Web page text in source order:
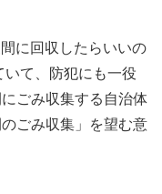
に回収したらいいの
て、防犯にも一役
ごみ収集する自治体
ごみ収集」を望む意